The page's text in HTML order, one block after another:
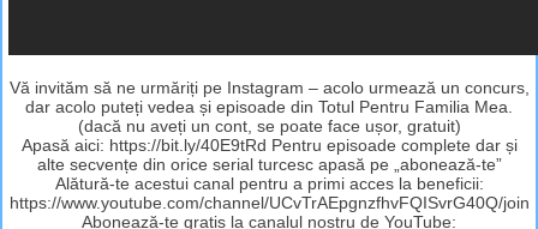
Vă invităm să ne urmăriți pe Instagram – acolo urmează un concurs,
dar acolo puteți vedea și episoade din Totul Pentru Familia Mea.
(dacă nu aveți un cont, se poate face ușor, gratuit)
Apasă aici: https://bit.ly/40E9tRd Pentru episoade complete dar și
alte secvențe din orice serial turcesc apasă pe „abonează-te”
Alătură-te acestui canal pentru a primi acces la beneficii:
https://www.youtube.com/channel/UCvTrAEpgnzfhvFQISvrG40Q/join
Abonează-te gratis la canalul nostru de YouTube: